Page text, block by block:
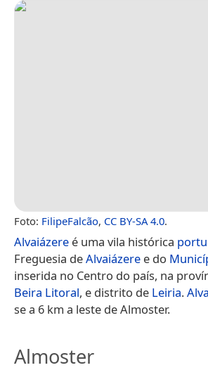
Foto: FilipeFalcão, CC BY-SA 4.0.
Alvaiázere é uma vila histórica
Freguesia deAlvaiázere e do
inserida no Centro do país, na
Beira Litoral, e distrito de Leiria.
se a 6 km a leste de Almoster.
Almoster